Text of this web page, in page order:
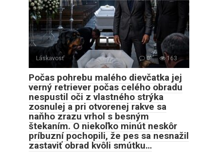
Láskavosť 0 163
Počas pohrebu malého dievčatka jej
verný retriever počas celého obradu
nespustil oči z vlastného strýka
zosnulej a pri otvorenej rakve sa
naňho zrazu vrhol s besným
štekaním. O niekoľko minút neskôr
príbuzní pochopili, že pes sa nesnažil
zastaviť obrad kvôli smútku…